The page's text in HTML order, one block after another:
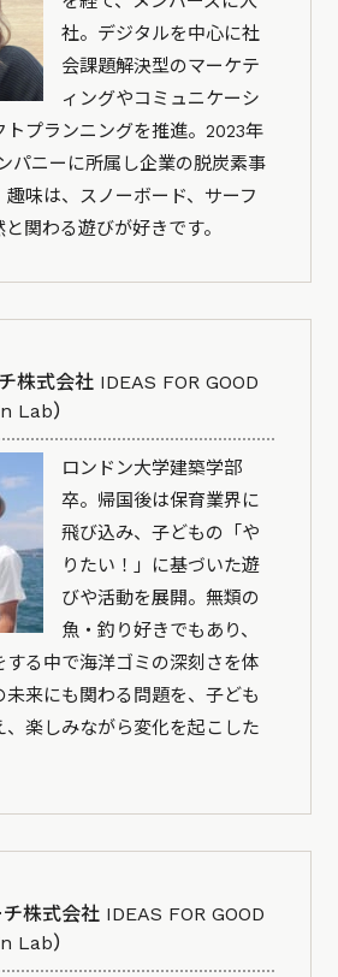
社。デジタルを中心に社
会課題解決型のマーケテ
ィングやコミュニケーシ
トプランニングを推進。2023年
パニーに所属し企業の脱炭素事
味は、スノーボード、サーフ
関わる遊びが好きです。
株式会社 IDEAS FOR GOOD
Lab）
ロンドン大学建築学部
卒。帰国後は保育業界に
飛び込み、子どもの「や
りたい！」に基づいた遊
びや活動を展開。無類の
魚・釣り好きでもあり、
する中で海洋ゴミの深刻さを体
来にも関わる問題を、子ども
、楽しみながら変化を起こした
株式会社 IDEAS FOR GOOD
Lab）